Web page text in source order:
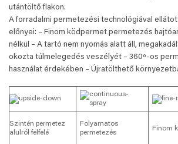
utántöltő flakon.
A forradalmi permetezési technológiával
előnyei: – Finom ködpermet permetezés
nélkül – A tartó nem nyomás alatt áll,
okozta túlmelegedés veszélyét – 360º-os
használat érdekében – Újratölthető
Szintén permetez
alulról felfelé
Folyamatos
permetezés
Finom